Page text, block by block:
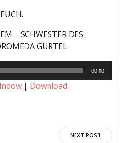
– SCHWESTER DES
GÜRTEL
00:00
| Download
NEXT POST